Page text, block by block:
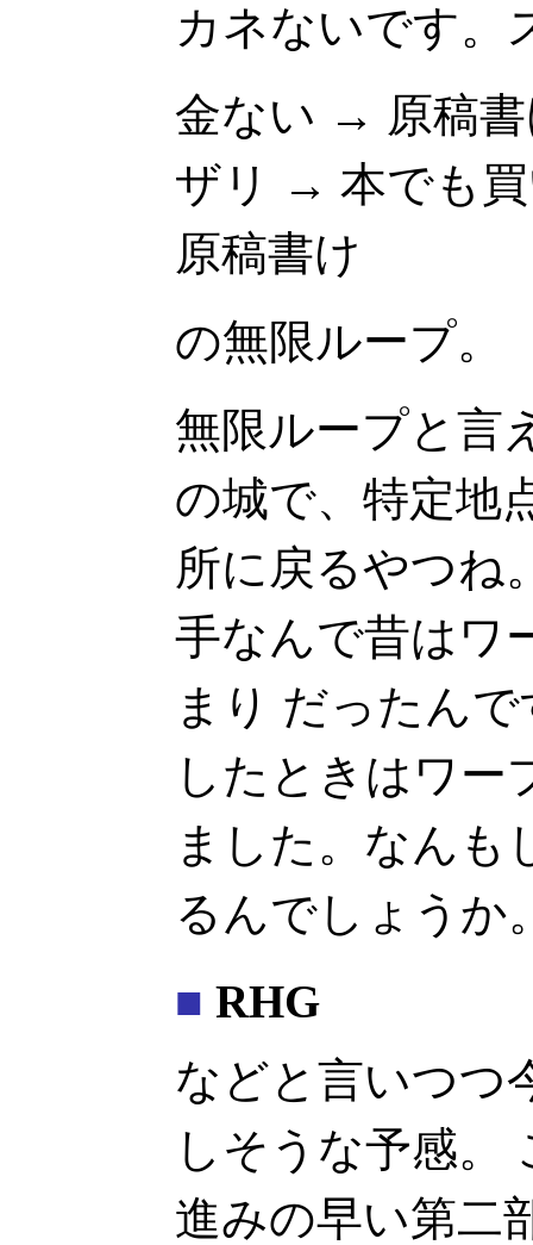
カネないです。
金ない → 原稿
ザリ → 本でも
原稿書け
の無限ループ。
無限ループと言
の城で、特定地
所に戻るやつね
手なんで昔はワ
まり だったん
したときはワー
ました。なんも
るんでしょうか
■ RHG
などと言いつつ
しそうな予感。
進みの早い第二